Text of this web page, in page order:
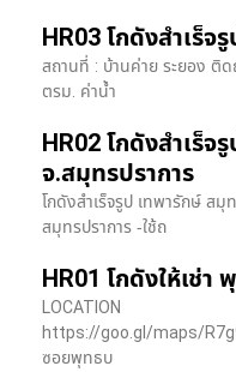
HR03 โกดังสำเร็จ
สถานที่ : บ้านค่าย ระยอง ติ
ตรม. ค่าน้ำ
HR02 โกดังสำเร็จ
จ.สมุทรปราการ
โกดังสำเร็จรูป เทพารักษ์ ส
สมุทรปราการ -ใช้ถ
HR01 โกดังให้เช่า
LOCATION
https://goo.gl/maps/
ซอยพุทธบ